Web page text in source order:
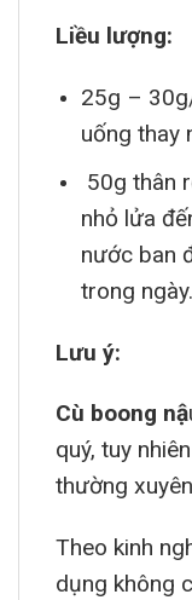
Liều lượng:
25g –
uống thay
50g thân
nhỏ lửa
nước ban
trong ngày.
Lưu ý:
Cù boong nậ
quý, tuy
thường
Theo kinh
dụng không